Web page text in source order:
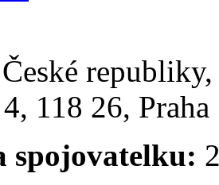
118 26,
spojovatelku: